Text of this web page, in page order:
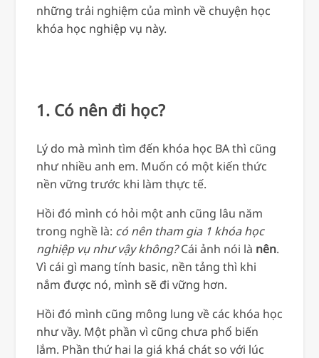
những trải nghiệm của mình về chuyện học
khóa học nghiệp vụ này.
1. Có nên đi học?
Lý do mà mình tìm đến khóa học BA thì cũng
như nhiều anh em. Muốn có một kiến thức
nền vững trước khi làm thực tế.
Hồi đó mình có hỏi một anh cũng lâu năm
trong nghề là: có nên tham gia 1 khóa học
nghiệp vụ như vậy không?Cái ảnh nói là nên.
Vì cái gì mang tính basic, nền tảng thì khi
nắm được nó, mình sẽ đi vững hơn.
Hồi đó mình cũng mông lung về các khóa học
như vầy. Một phần vì cũng chưa phổ biến
lắm. Phần thứ hai la giá khá chát so với lúc